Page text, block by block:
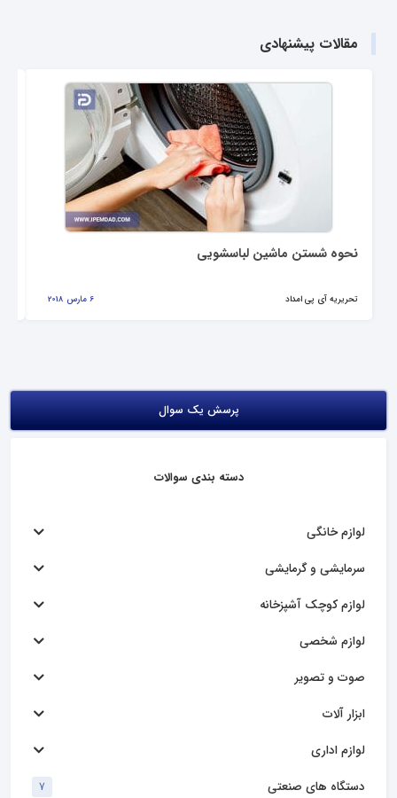
مقالات پیشنهادی
نحوه شستن ماشین لباسشویی
تحریریه آی پی امداد 6 مارس 2018
پرسش یک سوال
دسته بندی سوالات
لوازم خانگی
سرمایشی و گرمایشی
لوازم کوچک آشپزخانه
لوازم شخصی
صوت و تصویر
ابزار آلات
لوازم اداری
دستگاه های صنعتی
7